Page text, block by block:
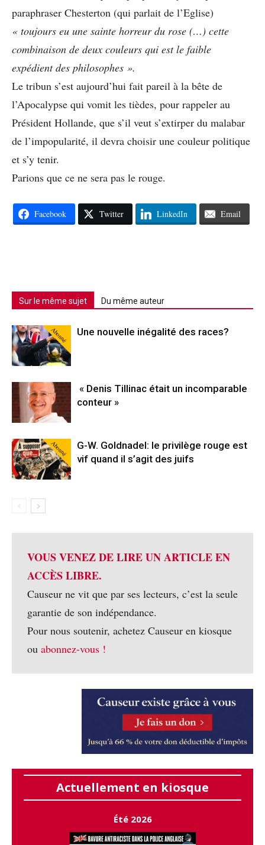
paraphraser Chesterton (qui parlait de l’Eglise)
« toujours eu une sainte horreur du rose (…) cette
combinaison de deux couleurs qui est le faible
expédient des philosophes ».
Le tribun s’est aujourd’hui fait pareil à la bête de
l’Apocalypse qui vomit les tièdes, pour rappeler au
Président Hollande, que s’il veut s’extirper du malabar
de l’impopularité, il devra choisir une couleur politique
et s’y tenir.
Parions que ce ne sera pas le rouge.
Facebook Twitter LinkedIn Email
Sur le même sujet Du même auteur
Abonné Une nouvelle inégalité des races?
« Denis Tillinac était un incomparable
conteur »
Abonné
G-W. Goldnadel: le privilège rouge est
vif quand il s’agit des juifs
VOUS VENEZ DE LIRE UN ARTICLE EN
ACCÈS LIBRE.
Causeur ne vit que par ses lecteurs, c’est la seule
garantie de son indépendance.
Pour nous soutenir, achetez Causeur en kiosque
ou abonnez-vous !
Actuellement en kiosque
Été 2026